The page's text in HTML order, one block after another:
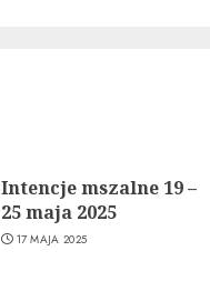
Intencje mszalne 19 –
25 maja 2025
17 MAJA 2025